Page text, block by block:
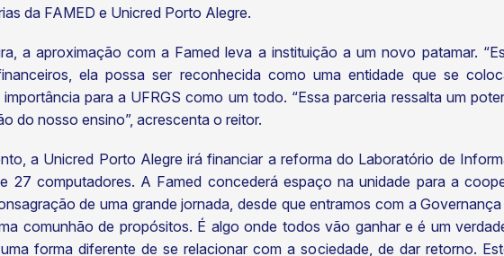
da FAMED e Unicred Porto Alegre.
a aproximação com a Famed leva a instituição a um novo patamar.
ela possa ser reconhecida como uma entidade que se
para a UFRGS como um todo. “Essa parceria ressalta um
do nosso ensino”, acrescenta o reitor.
a Unicred Porto Alegre irá financiar a reforma do Laboratório de
27 computadores. A Famed concederá espaço na unidade para a
de uma grande jornada, desde que entramos com a
comunhão de propósitos. É algo onde todos vão ganhar e é um
forma diferente de se relacionar com a sociedade, de dar retorno.